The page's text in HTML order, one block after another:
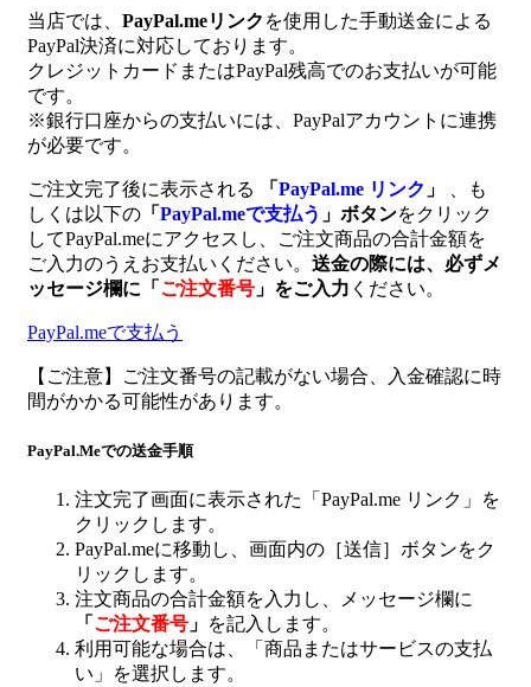
当店では、 PayPal.meリンク を使用した手動送金による
PayPal決済に対応しております。
クレジットカードまたはPayPal残高でのお支払いが可能
です。
※銀行口座からの支払いには、PayPalアカウントに連携
が必要です。
ご注文完了後に表示される 「 PayPal.me リンク 」
、も
しくは以下の 「 PayPal.meで支払う 」ボタンをクリック
してPayPal.meにアクセスし、ご注文商品の合計金額を
ご入力のうえお支払いください。 送金の際には、必ずメ
ッセージ欄に 「 ご注文番号 」 をご入力 ください。
PayPal.meで支払う
【ご注意】ご注文番号の記載がない場合、入金確認に時
間がかかる可能性があります。
PayPal.Meでの送金手順
注文完了画面に表示された「PayPal.me リンク」を
クリックします。
PayPal.meに移動し、画面内の［送信］ボタンをク
リックします。
注文商品の合計金額を入力し、メッセージ欄に
「 ご注文番号 」 を記入します。
利用可能な場合は、「商品またはサービスの支払
い」を選択します。